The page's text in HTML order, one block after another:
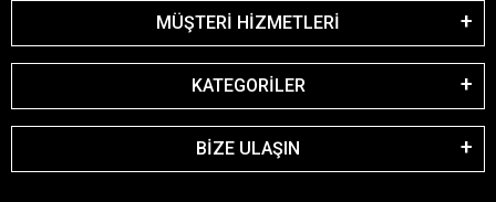
MÜŞTERİ HİZMETLERİ
KATEGORİLER
BİZE ULAŞIN